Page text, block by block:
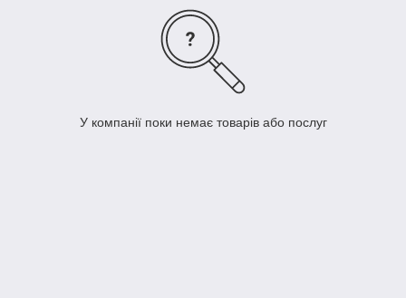
У компанії поки немає товарів або послуг